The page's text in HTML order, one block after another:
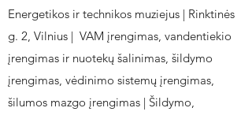
Energetikos ir technikos muziejus | Rinktinės
g. 2, Vilnius | VAM įrengimas, vandentiekio
įrengimas ir nuotekų šalinimas, šildymo
įrengimas, vėdinimo sistemų įrengimas,
šilumos mazgo įrengimas | Šildymo,